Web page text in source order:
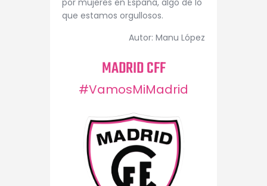
que estamos orgullosos.
Autor: Manu López
MADRID CFF
#VamosMiMadrid